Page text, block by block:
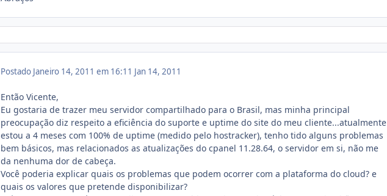
Postado Janeiro 14, 2011 em 16:11 Jan 14, 2011
Então Vicente,
Eu gostaria de trazer meu servidor compartilhado para o Brasil, mas minha principal
preocupação diz respeito a eficiência do suporte e uptime do site do meu cliente...atualmente
estou a 4 meses com 100% de uptime (medido pelo hostracker), tenho tido alguns problemas
bem básicos, mas relacionados as atualizações do cpanel 11.28.64, o servidor em si, não me
da nenhuma dor de cabeça.
Você poderia explicar quais os problemas que podem ocorrer com a plataforma do cloud? e
quais os valores que pretende disponibilizar?